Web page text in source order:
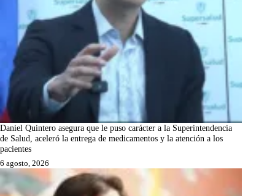
Daniel Quintero asegura que le puso carácter a la Superintendencia
de Salud, aceleró la entrega de medicamentos y la atención a los
pacientes
6 agosto, 2026